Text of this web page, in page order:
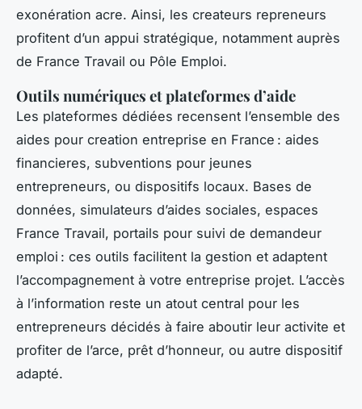
exonération acre. Ainsi, les createurs repreneurs
profitent d’un appui stratégique, notamment auprès
de France Travail ou Pôle Emploi.
Outils numériques et plateformes d’aide
Les plateformes dédiées recensent l’ensemble des
aides pour creation entreprise en France : aides
financieres, subventions pour jeunes
entrepreneurs, ou dispositifs locaux. Bases de
données, simulateurs d’aides sociales, espaces
France Travail, portails pour suivi de demandeur
emploi : ces outils facilitent la gestion et adaptent
l’accompagnement à votre entreprise projet. L’accès
à l’information reste un atout central pour les
entrepreneurs décidés à faire aboutir leur activite et
profiter de l’arce, prêt d’honneur, ou autre dispositif
adapté.